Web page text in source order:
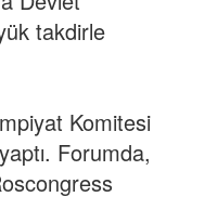
takdirle
Komitesi
Forumda,